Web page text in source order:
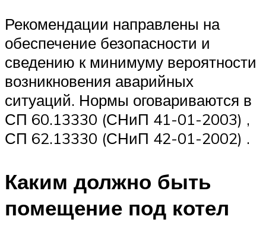
Рекомендации направлены на
обеспечение безопасности и
сведению к минимуму вероятности
возникновения аварийных
ситуаций. Нормы оговариваются в
СП 60.13330 (СНиП 41-01-2003) ,
СП 62.13330 (СНиП 42-01-2002) .
Каким должно быть
помещение под котел